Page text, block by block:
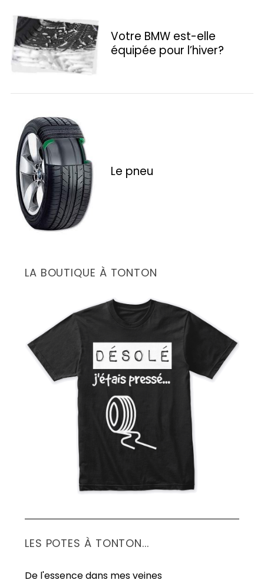
Votre BMW est-elle
équipée pour l’hiver?
Le pneu
LA BOUTIQUE À TONTON
LES POTES À TONTON...
De l'essence dans mes veines
S
e
c
f
o
r
: